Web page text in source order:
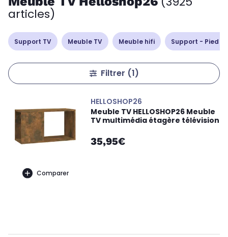
articles)
Support TV Meuble TV Meuble hifi Support - Pied
Filtrer (1)
Comparer
HELLOSHOP26
Meuble TV HELLOSHOP26 Meuble
TV multimédia étagère télévision
35,95€